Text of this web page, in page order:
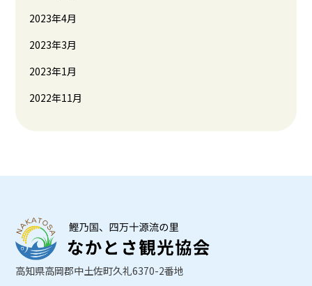
2023年4月
2023年3月
2023年1月
2022年11月
高知県高岡郡中土佐町久礼6370-2番地